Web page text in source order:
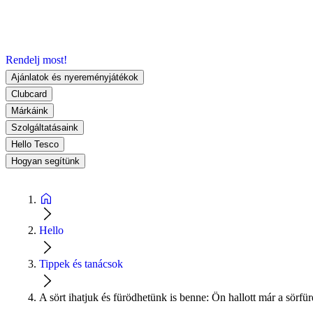
Rendelj most!
Ajánlatok és nyereményjátékok
Clubcard
Márkáink
Szolgáltatásaink
Hello Tesco
Hogyan segítünk
Hello
Tippek és tanácsok
A sört ihatjuk és fürödhetünk is benne: Ön hallott már a